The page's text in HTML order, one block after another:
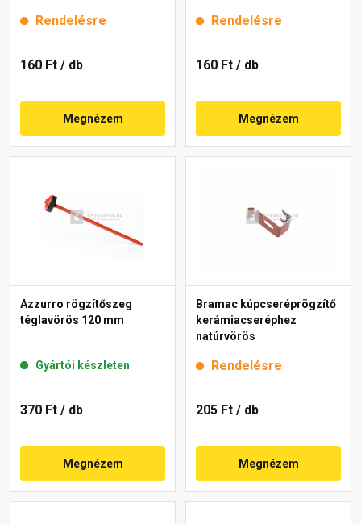
Rendelésre
160 Ft / db
Megnézem
Rendelésre
160 Ft / db
Megnézem
Azzurro rögzítőszeg
téglavörös 120 mm
Gyártói készleten
370 Ft / db
Megnézem
Bramac kúpcseréprögzítő
kerámiacseréphez
natúrvörös
Rendelésre
205 Ft / db
Megnézem